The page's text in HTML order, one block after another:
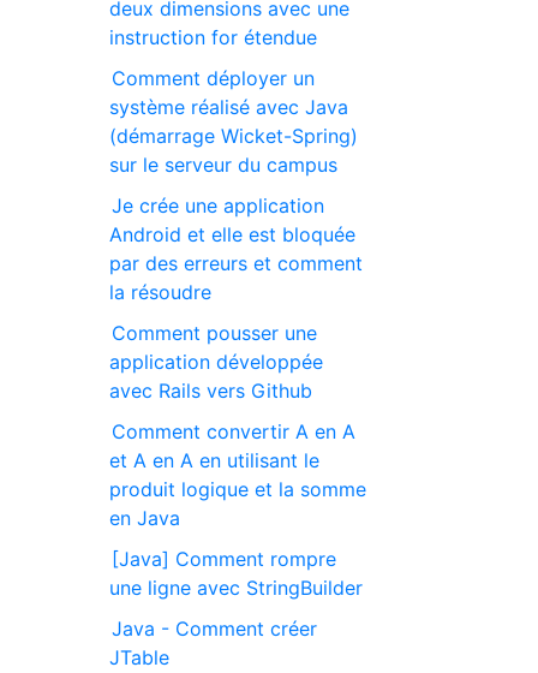
deux dimensions avec une
instruction for étendue
Comment déployer un
système réalisé avec Java
(démarrage Wicket-Spring)
sur le serveur du campus
Je crée une application
Android et elle est bloquée
par des erreurs et comment
la résoudre
Comment pousser une
application développée
avec Rails vers Github
Comment convertir A en A
et A en A en utilisant le
produit logique et la somme
en Java
[Java] Comment rompre
une ligne avec StringBuilder
Java - Comment créer
JTable